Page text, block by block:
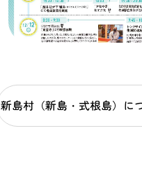
新島村（新島・式根島）に